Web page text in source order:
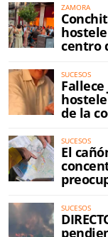
ZAMORA
centro
SUCESOS
de la
SUCESOS
El
SUCESOS